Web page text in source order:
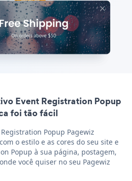
Event Registration Popup
foi tão fácil
Popup Pagewiz
o estilo e as cores do seu site e
Popup à sua página, postagem,
você quiser no seu Pagewiz